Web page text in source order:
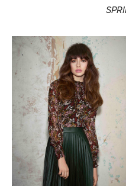
Укладки и прически
Уход и трихология
Химическая завивка
Бесплатные курсы и